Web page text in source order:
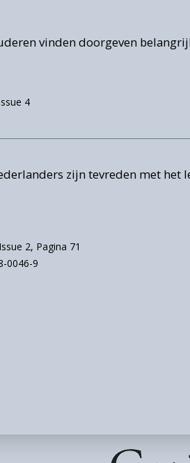
vinden doorgeven
4
zijn tevreden met het
Issue 2, Pagina 71
0046-9